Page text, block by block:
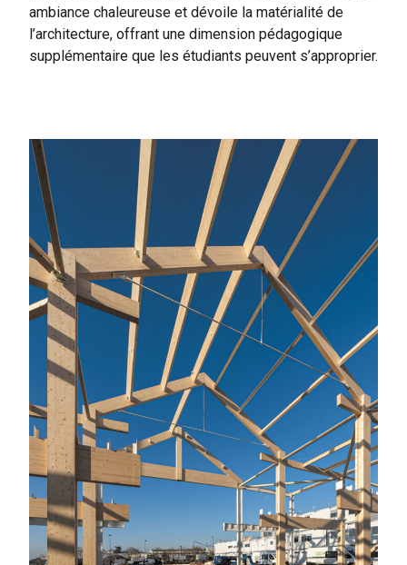
ambiance chaleureuse et dévoile la matérialité de
l’architecture, offrant une dimension pédagogique
supplémentaire que les étudiants peuvent s’approprier.